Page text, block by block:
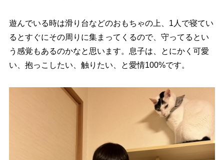
遊んでいる時は滑り台などのおもちゃの上、1人で寝てい
るとすぐにその周りに集まってくるので、守ってるとい
う感覚もあるのかなと思います。息子は、とにかく可愛
い、抱っこしたい、触りたい、と愛情100%です。